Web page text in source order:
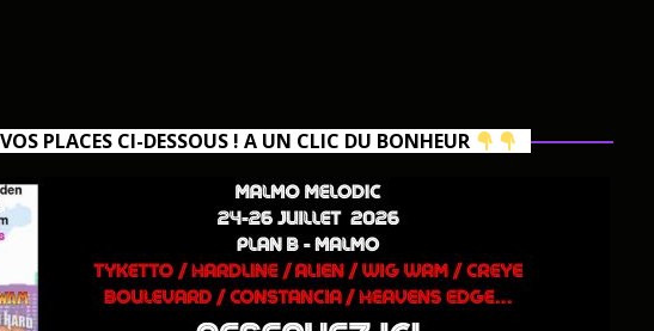
PLACES CI-DESSOUS ! A UN CLIC DU BONHEUR